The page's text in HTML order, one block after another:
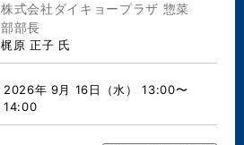
株式会社ダイキョープラザ 惣菜
部部長
梶原 正子 氏
2026年 9月 16日（水） 13:00〜
14:00